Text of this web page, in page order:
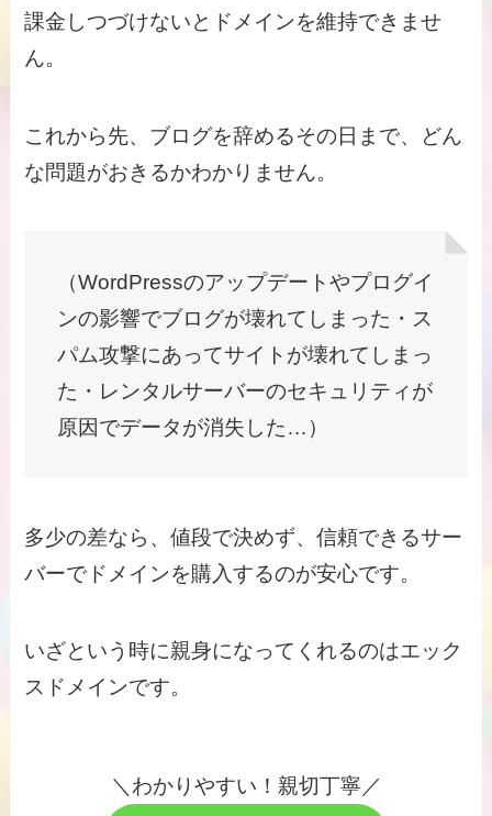
課金しつづけないとドメインを維持できませ
ん。
これから先、ブログを辞めるその日まで、どん
な問題がおきるかわかりません。
（WordPressのアップデートやプログイ
ンの影響でブログが壊れてしまった・ス
パム攻撃にあってサイトが壊れてしまっ
た・レンタルサーバーのセキュリティが
原因でデータが消失した…）
多少の差なら、値段で決めず、信頼できるサー
バーでドメインを購入するのが安心です。
いざという時に親身になってくれるのはエック
スドメインです。
＼わかりやすい！親切丁寧／